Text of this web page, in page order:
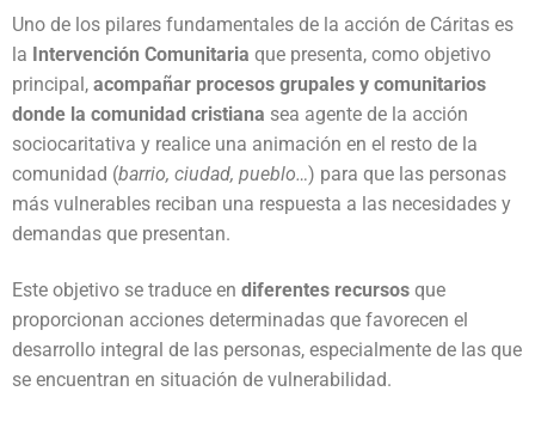
ENCUENTRO EMPRESARIAL EECC
GALA GASTRONÓMICA SOLIDARIA
I INTERTRAIL SOLIDARIO
Uno de los pilares fundamentales de la acción de Cáritas es
la Intervención Comunitaria que presenta, como objetivo
principal, acompañar procesos grupales y comunitarios
donde la comunidad cristiana sea agente de la acción
sociocaritativa y realice una animación en el resto de la
comunidad (barrio, ciudad, pueblo…) para que las personas
más vulnerables reciban una respuesta a las necesidades y
demandas que presentan.
Este objetivo se traduce en diferentes recursos que
proporcionan acciones determinadas que favorecen el
desarrollo integral de las personas, especialmente de las que
se encuentran en situación de vulnerabilidad.